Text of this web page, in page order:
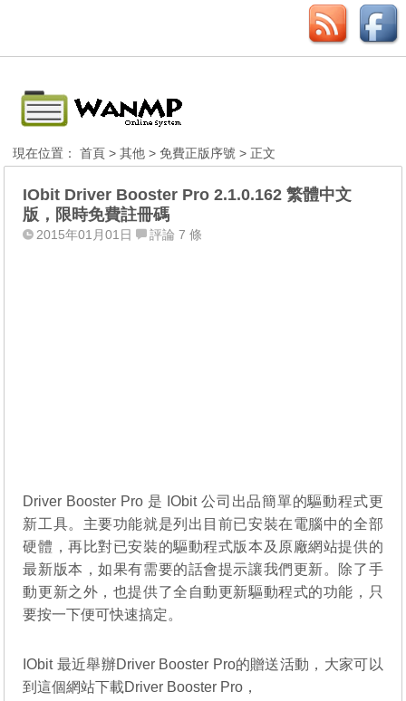
現在位置：首頁 >其他 >免費正版序號 > 正文
IObit Driver Booster Pro 2.1.0.162 繁體中文
版，限時免費註冊碼
2015年01月01日 評論 7 條
Driver Booster Pro 是 IObit 公司出品簡單的驅動程式更
新工具。主要功能就是列出目前已安裝在電腦中的全部
硬體，再比對已安裝的驅動程式版本及原廠網站提供的
最新版本，如果有需要的話會提示讓我們更新。除了手
動更新之外，也提供了全自動更新驅動程式的功能，只
要按一下便可快速搞定。
IObit 最近舉辦Driver Booster Pro的贈送活動，大家可以
到這個網站下載Driver Booster Pro，